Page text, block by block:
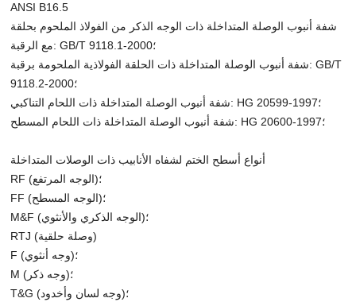
ANSI B16.5
شفة أنبوب الوصلة المتداخلة ذات الوجه الذكر من الفولاذ الملحوم بحلقة
مع الرقبة: GB/T 9118.1-2000؛
شفة أنبوب الوصلة المتداخلة ذات الحلقة الفولاذية الملحومة برقبة: GB/T
9118.2-2000؛
شفة أنبوب الوصلة المتداخلة ذات اللحام التناكبي: HG 20599-1997؛
شفة أنبوب الوصلة المتداخلة ذات اللحام المسطح: HG 20600-1997؛
أنواع أسطح الختم لشفاه الأنابيب ذات الوصلات المتداخلة
RF (الوجه المرتفع)؛
FF (الوجه المسطح)؛
M&F (الوجه الذكري والأنثوي)؛
RTJ (وصلة حلقية)
F (وجه أنثوي)؛
M (وجه ذكر)؛
T&G (وجه لسان وأخدود)؛